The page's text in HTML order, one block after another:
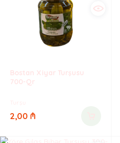
Bostan Xiyar Turşusu
700-Qr
Turşu
2,00 ₼